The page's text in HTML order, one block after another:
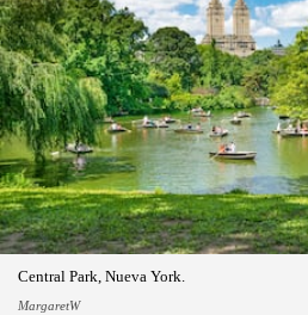
Central Park, Nueva York.
MargaretW